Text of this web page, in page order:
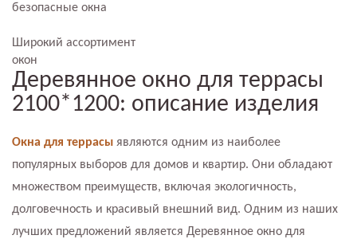
безопасные окна
Широкий ассортимент
окон
Деревянное окно для террасы
2100*1200: описание изделия
Окна для террасы являются одним из наиболее
популярных выборов для домов и квартир. Они обладают
множеством преимуществ, включая экологичность,
долговечность и красивый внешний вид. Одним из наших
лучших предложений является Деревянное окно для